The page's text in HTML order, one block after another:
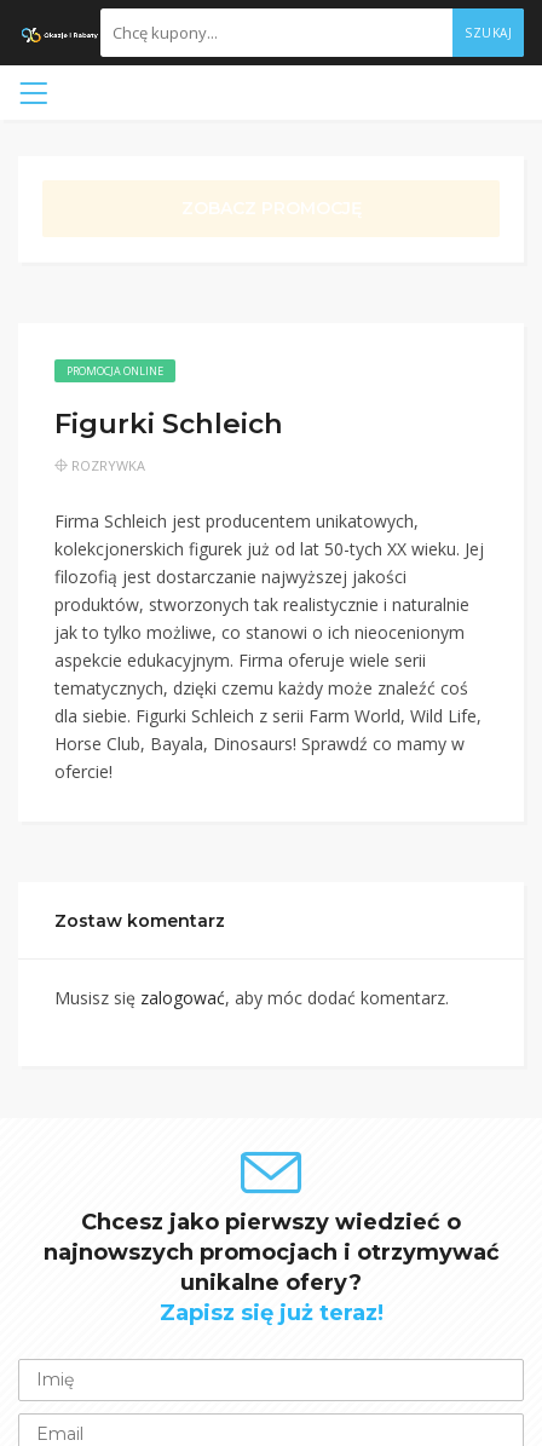
SZUKAJ
ZOBACZ PROMOCJĘ
PROMOCJA ONLINE
Figurki Schleich
ROZRYWKA
Firma Schleich jest producentem unikatowych,
kolekcjonerskich figurek już od lat 50-tych XX wieku. Jej
filozofią jest dostarczanie najwyższej jakości
produktów, stworzonych tak realistycznie i naturalnie
jak to tylko możliwe, co stanowi o ich nieocenionym
aspekcie edukacyjnym. Firma oferuje wiele serii
tematycznych, dzięki czemu każdy może znaleźć coś
dla siebie. Figurki Schleich z serii Farm World, Wild Life,
Horse Club, Bayala, Dinosaurs! Sprawdź co mamy w
ofercie!
Zostaw komentarz
Musisz się zalogować, aby móc dodać komentarz.
Chcesz jako pierwszy wiedzieć o
najnowszych promocjach i otrzymywać
unikalne ofery?
Zapisz się już teraz!